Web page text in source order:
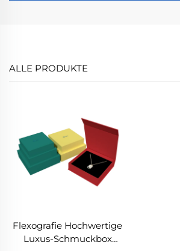
ALLE PRODUKTE
Flexografie Hochwertige
Luxus-Schmuckbox